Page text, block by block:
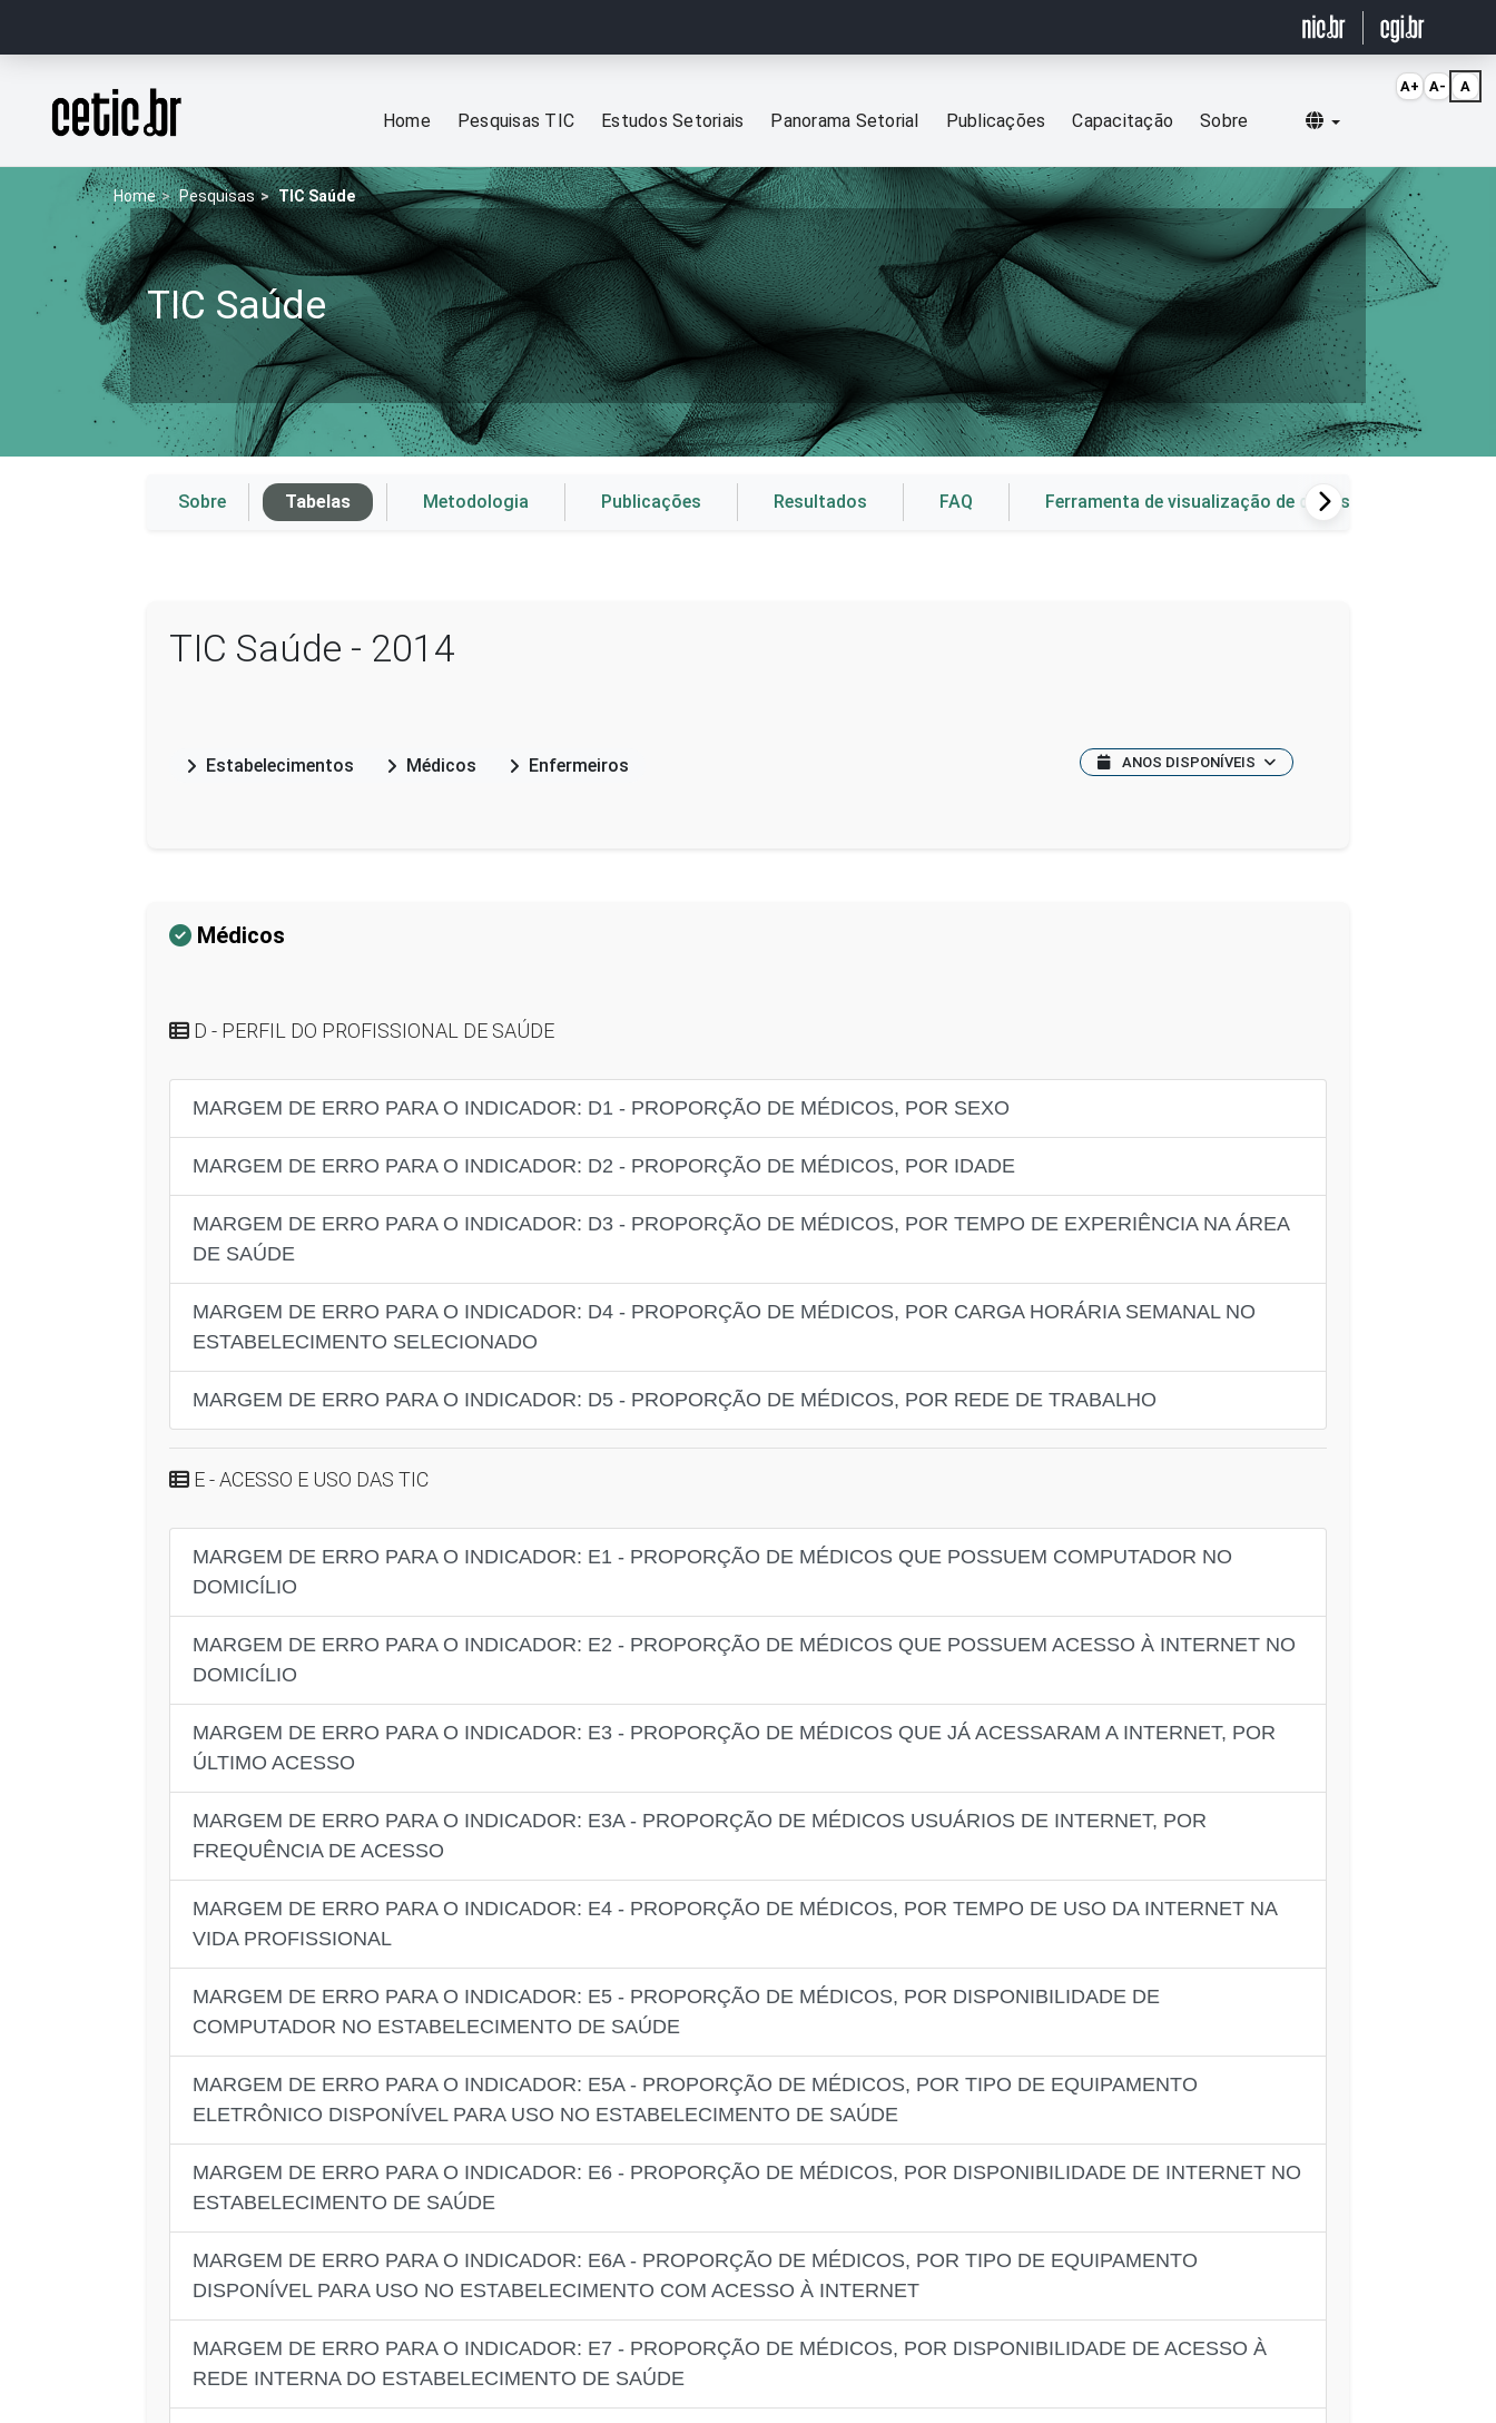
Página inicial
Home Pesquisas TIC Estudos Setoriais Panorama Setorial Publicações Capacitação Sobre Selecionar idioma
Home Pesquisas TIC Saúde
TIC Saúde
Sobre Tabelas Metodologia Publicações Resultados FAQ Ferramenta de visualização de dados
TIC Saúde - 2014
Estabelecimentos Médicos Enfermeiros ANOS DISPONÍVEIS
Médicos
D - PERFIL DO PROFISSIONAL DE SAÚDE
MARGEM DE ERRO PARA O INDICADOR: D1 - PROPORÇÃO DE MÉDICOS, POR SEXO
MARGEM DE ERRO PARA O INDICADOR: D2 - PROPORÇÃO DE MÉDICOS, POR IDADE
MARGEM DE ERRO PARA O INDICADOR: D3 - PROPORÇÃO DE MÉDICOS, POR TEMPO DE EXPERIÊNCIA NA ÁREA
DE SAÚDE
MARGEM DE ERRO PARA O INDICADOR: D4 - PROPORÇÃO DE MÉDICOS, POR CARGA HORÁRIA SEMANAL NO
ESTABELECIMENTO SELECIONADO
MARGEM DE ERRO PARA O INDICADOR: D5 - PROPORÇÃO DE MÉDICOS, POR REDE DE TRABALHO
E - ACESSO E USO DAS TIC
MARGEM DE ERRO PARA O INDICADOR: E1 - PROPORÇÃO DE MÉDICOS QUE POSSUEM COMPUTADOR NO
DOMICÍLIO
MARGEM DE ERRO PARA O INDICADOR: E2 - PROPORÇÃO DE MÉDICOS QUE POSSUEM ACESSO À INTERNET NO
DOMICÍLIO
MARGEM DE ERRO PARA O INDICADOR: E3 - PROPORÇÃO DE MÉDICOS QUE JÁ ACESSARAM A INTERNET, POR
ÚLTIMO ACESSO
MARGEM DE ERRO PARA O INDICADOR: E3A - PROPORÇÃO DE MÉDICOS USUÁRIOS DE INTERNET, POR
FREQUÊNCIA DE ACESSO
MARGEM DE ERRO PARA O INDICADOR: E4 - PROPORÇÃO DE MÉDICOS, POR TEMPO DE USO DA INTERNET NA
VIDA PROFISSIONAL
MARGEM DE ERRO PARA O INDICADOR: E5 - PROPORÇÃO DE MÉDICOS, POR DISPONIBILIDADE DE
COMPUTADOR NO ESTABELECIMENTO DE SAÚDE
MARGEM DE ERRO PARA O INDICADOR: E5A - PROPORÇÃO DE MÉDICOS, POR TIPO DE EQUIPAMENTO
ELETRÔNICO DISPONÍVEL PARA USO NO ESTABELECIMENTO DE SAÚDE
MARGEM DE ERRO PARA O INDICADOR: E6 - PROPORÇÃO DE MÉDICOS, POR DISPONIBILIDADE DE INTERNET NO
ESTABELECIMENTO DE SAÚDE
MARGEM DE ERRO PARA O INDICADOR: E6A - PROPORÇÃO DE MÉDICOS, POR TIPO DE EQUIPAMENTO
DISPONÍVEL PARA USO NO ESTABELECIMENTO COM ACESSO À INTERNET
MARGEM DE ERRO PARA O INDICADOR: E7 - PROPORÇÃO DE MÉDICOS, POR DISPONIBILIDADE DE ACESSO À
REDE INTERNA DO ESTABELECIMENTO DE SAÚDE
A+ A- A